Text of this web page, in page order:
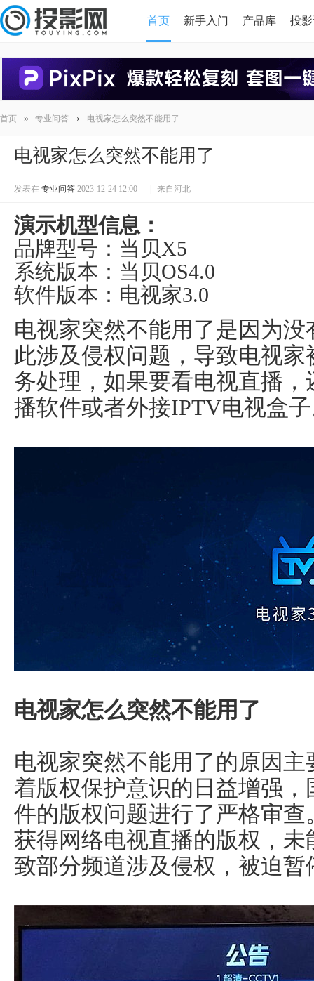
首页 新手入门 产品库 投
首页 » 专业问答 › 电视家怎么突然不能用了
电视家怎么突然不能用了
发表在 专业问答 2023-12-24 12:00 来自河北
演示机型信息：
品牌型号：当贝X5
系统版本：当贝OS4.0
软件版本：电视家3.0
电视家突然不能用了是因为
此涉及侵权问题，导致电视
务处理，如果要看电视直播
播软件或者外接IPTV电视盒
电视家怎么突然不能用了
电视家突然不能用了的原因
着版权保护意识的日益增强
件的版权问题进行了严格审
获得网络电视直播的版权，
致部分频道涉及侵权，被迫暂